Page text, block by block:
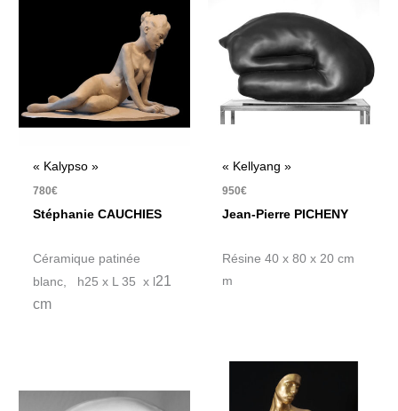
« Kalypso »
780€
Stéphanie CAUCHIES
Céramique patinée
blanc, h25 x L 35 x l21
cm
« Kellyang »
950€
Jean-Pierre PICHENY
Résine 40 x 80 x 20 cm
m